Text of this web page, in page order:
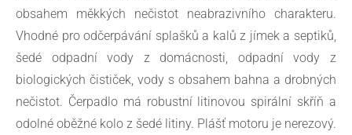
obsahem měkkých nečistot neabrazivního charakteru.
Vhodné pro odčerpávání splašků a kalů z jímek a septiků,
šedé odpadní vody z domácnosti, odpadní vody z
biologických čističek, vody s obsahem bahna a drobných
nečistot. Čerpadlo má robustní litinovou spirální skříň a
odolné oběžné kolo z šedé litiny. Plášť motoru je nerezový.